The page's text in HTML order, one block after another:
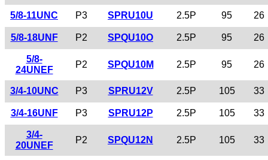
5/8-11UNC P3 SPRU10U 2.5P 95 26
5/8-18UNF P2 SPQU10O 2.5P 95 26
5/8-
24UNEF
P2 SPQU10M 2.5P 95 26
3/4-10UNC P3 SPRU12V 2.5P 105 33
3/4-16UNF P3 SPRU12P 2.5P 105 33
3/4-
20UNEF
P2 SPQU12N 2.5P 105 33